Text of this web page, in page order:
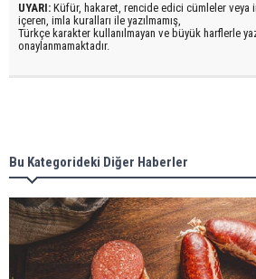
UYARI: Küfür, hakaret, rencide edici cümleler veya
içeren, imla kuralları ile yazılmamış,
Türkçe karakter kullanılmayan ve büyük harflerle
onaylanmamaktadır.
Bu Kategorideki Diğer Haberler